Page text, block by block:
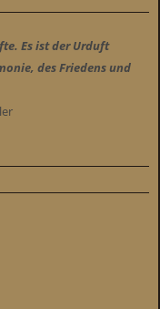
Es ist der Urduft
des Friedens und